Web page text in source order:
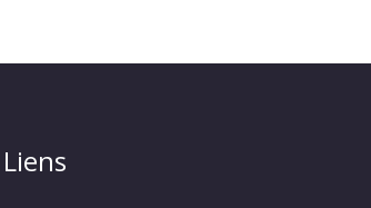
Liens